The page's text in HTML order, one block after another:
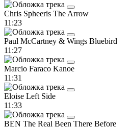
Chris Spheeris The Arrow
11:23
Paul McCartney & Wings Bluebird
11:27
Marcio Faraco Kanoe
11:31
Eloise Left Side
11:33
BEN The Real Been There Before